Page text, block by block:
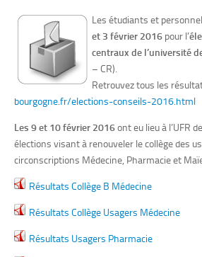
Les étudiants et
et 3 février 2016 pour l’
centraux de l’université
– CR).
Retrouvez tous les
bourgogne.fr/elections-conseils-2016.html
Les 9 et 10 février 2016ont eu lieu à l’UFR
élections visant à renouveler le collège des
circonscriptions Médecine, Pharmacie et
Résultats Collège B Médecine
Résultats Collège Usagers Médecine
Résultats Usagers Pharmacie